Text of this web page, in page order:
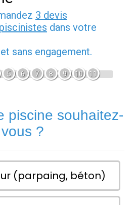
3 devis
piscinistes dans votre
sans engagement.
5 6 7 8 9 10 11
piscine souhaitez-
vous ?
(parpaing, béton)